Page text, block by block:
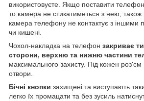
використовуєте. Якщо поставити
то камера не стикатиметься з нею, також
камера телефону не контактує з іншими
чи кишені.
Чохол-накладка на телефон закриває
сторони, верхню та нижню частини
максимального захисту. Під кожен роз'єм
отвори.
Бічні кнопки захищені та виступають
легко їх промацати та без зусиль